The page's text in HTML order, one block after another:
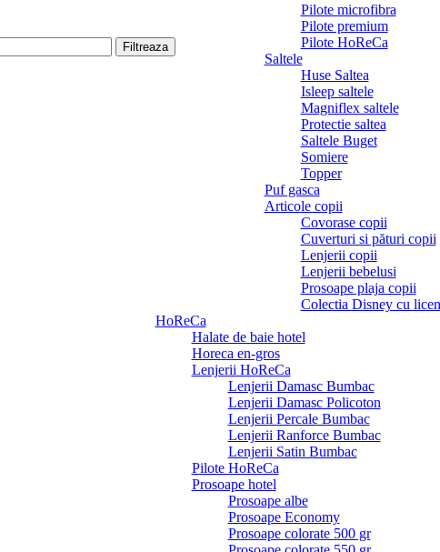
Pilote microfibra
Pilote premium
Pilote HoReCa
Saltele
Huse Saltea
Isleep saltele
Magniflex saltele
Protectie saltea
Saltele Buget
Somiere
Topper
Puf gasca
Articole copii
Covorase copii
Cuverturi si pături copii
Lenjerii copii
Lenjerii bebelusi
Prosoape plaja copii
Colectia Disney cu
HoReCa
Halate de baie hotel
Horeca en-gros
Lenjerii HoReCa
Lenjerii Damasc Bumbac
Lenjerii Damasc Policoton
Lenjerii Percale Bumbac
Lenjerii Ranforce Bumbac
Lenjerii Satin Bumbac
Pilote HoReCa
Prosoape hotel
Prosoape albe
Prosoape Economy
Prosoape colorate 500 gr
Filtreaza